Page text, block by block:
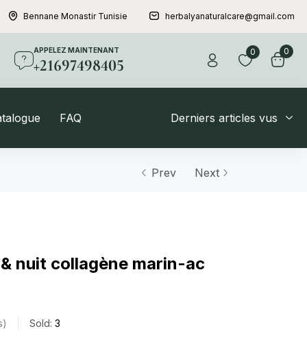
Bennane Monastir Tunisie herbalyanaturalcare@gmail.com
APPELEZ MAINTENANT
+21697498405
0 0
FAQ Derniers articles vus
Prev Next
nuit collagène marin-ac
Sold: 3